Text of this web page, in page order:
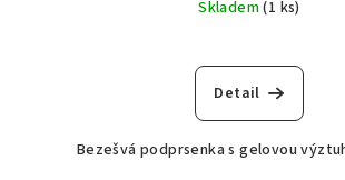
Skladem(1 ks)
Detail
Bezešvá podprsenka s gelovou